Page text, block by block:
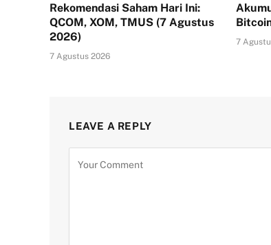
Rekomendasi Saham Hari Ini:
QCOM, XOM, TMUS (7 Agustus
2026)
7 Agustus 2026
7
LEAVE A REPLY